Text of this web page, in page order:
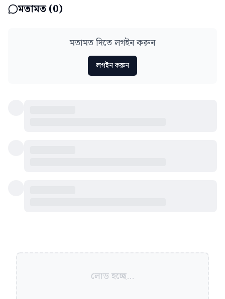
মতামত (0)
মতামত দিতে লগইন করুন
লগইন করুন
লোড হচ্ছে...